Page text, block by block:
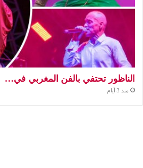
الناظور تحتفي بالفن المغربي في…
منذ 3 أيام